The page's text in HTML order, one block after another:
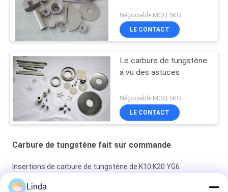
Négociable MOQ:5KG
LE CONTACT
Le carbure de tungstène
a vu des astuces
Négociable MOQ:5KG
LE CONTACT
Carbure de tungstène fait sur commande
Insertions de carbure de tungstène de K10 K20 YG6
Charbonnage de forage fait sur commande fort de carbure de
Linda